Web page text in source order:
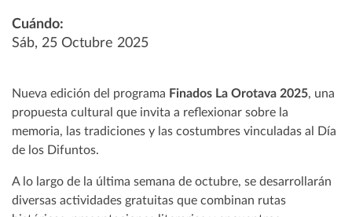
Cuándo:
Sáb, 25 Octubre 2025
Nueva edición del programa Finados La Orotava 2025, una
propuesta cultural que invita a reflexionar sobre la
memoria, las tradiciones y las costumbres vinculadas al Día
de los Difuntos.
A lo largo de la última semana de octubre, se desarrollarán
diversas actividades gratuitas que combinan rutas